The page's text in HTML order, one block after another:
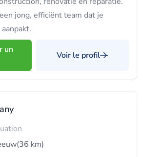
jong, efficiënt team dat je
un
Voir le profil
(36 km)